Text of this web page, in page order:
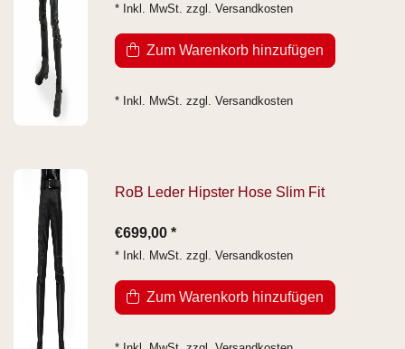
* Inkl. MwSt. zzgl. Versandkosten
Zum Warenkorb hinzufügen
* Inkl. MwSt. zzgl. Versandkosten
RoB Leder Hipster Hose Slim Fit
€699,00 *
* Inkl. MwSt. zzgl. Versandkosten
Zum Warenkorb hinzufügen